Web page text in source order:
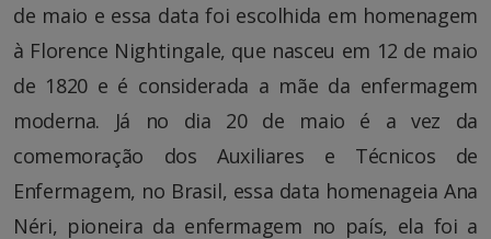
de maio e essa data foi escolhida em homenagem
à Florence Nightingale, que nasceu em 12 de maio
de 1820 e é considerada a mãe da enfermagem
moderna. Já no dia 20 de maio é a vez da
comemoração dos Auxiliares e Técnicos de
Enfermagem, no Brasil, essa data homenageia Ana
Néri, pioneira da enfermagem no país, ela foi a